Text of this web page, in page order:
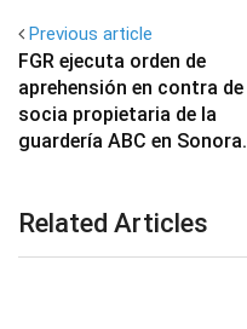
Previous article
FGR ejecuta orden de
aprehensión en contra de
socia propietaria de la
guardería ABC en Sonora.
Related Articles